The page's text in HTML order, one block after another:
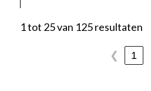
1 tot 25 van 125 resultaten
❮ 1